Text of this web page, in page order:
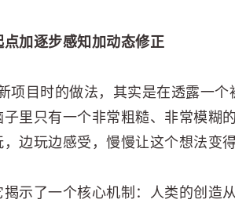
加逐步感知加动态修正
项目时的做法，其实是在透露一个
里只有一个非常粗糙、非常模糊
边玩边感受，慢慢让这个想法变得
示了一个核心机制：人类的创造